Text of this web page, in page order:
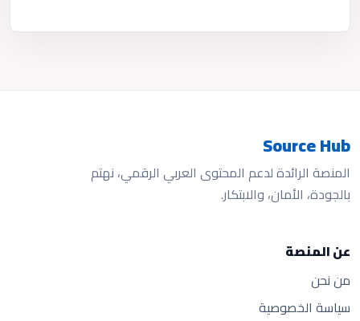
Source Hub
المنصة الرائدة لدعم المحتوى العربي الرقمي، نهتم
بالجودة، الأمان، والابتكار.
عن المنصة
من نحن
سياسة الخصوصية